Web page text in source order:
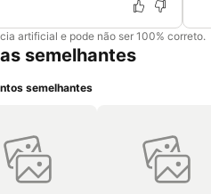
artificial e pode não ser 100% correto.
semelhantes
semelhantes